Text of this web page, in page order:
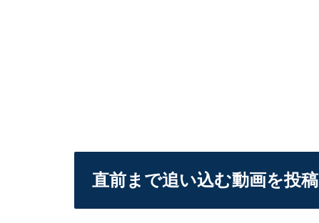
直前まで追い込む動画を投稿